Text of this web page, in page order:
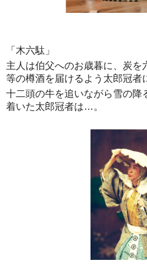
「木六駄」
主人は伯父へのお歳暮に、炭を
等の樽酒を届けるよう太郎冠者
十二頭の牛を追いながら雪の降
着いた太郎冠者は…。